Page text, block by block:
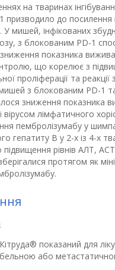
на тваринах
призводило до посилення
У мишей, інфікованих
з блокованим PD-1
показника
що корелює з
проліферації та
з блокованим PD-1
зниження показника
вірусом лімфатичного
пембролізумабу у
гепатиту В у 2-х із 4-х
рівнів АЛТ, АСТ
протягом як
® показаний для
або